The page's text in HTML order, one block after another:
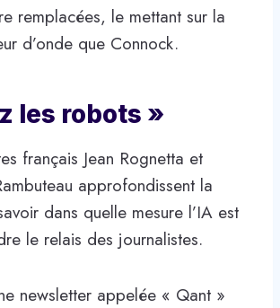
remplacées, le mettant sur la
d’onde que Connock.
les robots »
français Jean Rognetta et
approfondissent la
dans quelle mesure l’IA est
le relais des journalistes.
newsletter appelée « Qant »